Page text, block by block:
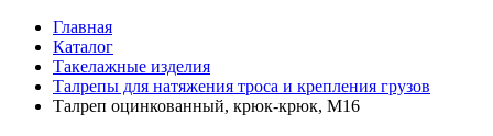
Главная
Каталог
Такелажные изделия
Талрепы для натяжения троса и крепления грузов
Талреп оцинкованный, крюк-крюк, М16